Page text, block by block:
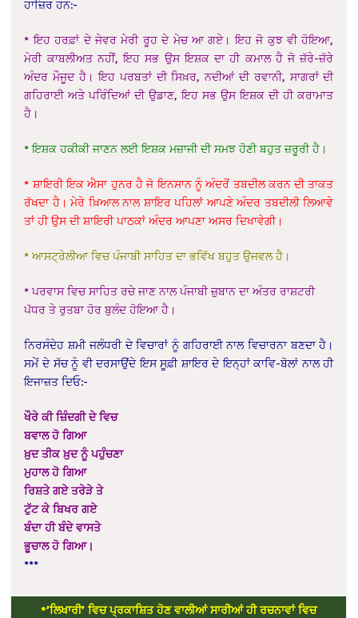
ਹਾਜ਼ਿਰ ਹਨ:-
* ਇਹ ਹਰਫ਼ਾਂ ਦੇ ਜੇਵਰ ਮੇਰੀ ਰੂਹ ਦੇ ਮੇਚ ਆ ਗਏ। ਇਹ ਜੋ ਕੁਝ ਵੀ ਹੋਇਆ,
ਮੇਰੀ ਕਾਬਲੀਅਤ ਨਹੀਂ, ਇਹ ਸਭ ਉਸ ਇਸ਼ਕ ਦਾ ਹੀ ਕਮਾਲ ਹੈ ਜੋ ਜ਼ੱਰੇ-ਜ਼ੱਰੇ
ਅੰਦਰ ਮੌਜੂਦ ਹੈ। ਇਹ ਪਰਬਤਾਂ ਦੀ ਸਿਖ਼ਰ, ਨਦੀਆਂ ਦੀ ਰਵਾਨੀ, ਸਾਗਰਾਂ ਦੀ
ਗਹਿਰਾਈ ਅਤੇ ਪਰਿੰਦਿਆਂ ਦੀ ਉਡਾਣ, ਇਹ ਸਭ ਉਸ ਇਸ਼ਕ ਦੀ ਹੀ ਕਰਾਮਾਤ
ਹੈ।
* ਇਸ਼ਕ ਹਕੀਕੀ ਜਾਣਨ ਲਈ ਇਸ਼ਕ ਮਜ਼ਾਜੀ ਦੀ ਸਮਝ ਹੋਣੀ ਬਹੁਤ ਜ਼ਰੂਰੀ ਹੈ।
* ਸ਼ਾਇਰੀ ਇਕ ਐਸਾ ਹੁਨਰ ਹੈ ਜੋ ਇਨਸਾਨ ਨੂੰ ਅੰਦਰੋਂ ਤਬਦੀਲ ਕਰਨ ਦੀ ਤਾਕਤ
ਰੱਖਦਾ ਹੈ। ਮੇਰੇ ਖ਼ਿਆਲ ਨਾਲ ਸ਼ਾਇਰ ਪਹਿਲਾਂ ਆਪਣੇ ਅੰਦਰ ਤਬਦੀਲੀ ਲਿਆਵੇ
ਤਾਂ ਹੀ ਉਸ ਦੀ ਸ਼ਾਇਰੀ ਪਾਠਕਾਂ ਅੰਦਰ ਆਪਣਾ ਅਸਰ ਦਿਖਾਵੇਗੀ।
* ਆਸਟ੍ਰੇਲੀਆ ਵਿਚ ਪੰਜਾਬੀ ਸਾਹਿਤ ਦਾ ਭਵਿੱਖ ਬਹੁਤ ਉਜਵਲ ਹੈ।
* ਪਰਵਾਸ ਵਿਚ ਸਾਹਿਤ ਰਚੇ ਜਾਣ ਨਾਲ ਪੰਜਾਬੀ ਜ਼ੁਬਾਨ ਦਾ ਅੰਤਰ ਰਾਸ਼ਟਰੀ
ਪੱਧਰ ਤੇ ਰੁਤਬਾ ਹੋਰ ਬੁਲੰਦ ਹੋਇਆ ਹੈ।
ਨਿਰਸੰਦੇਹ ਸ਼ਮੀ ਜਲੰਧਰੀ ਦੇ ਵਿਚਾਰਾਂ ਨੂੰ ਗਹਿਰਾਈ ਨਾਲ ਵਿਚਾਰਨਾ ਬਣਦਾ ਹੈ।
ਸਮੇਂ ਦੇ ਸੱਚ ਨੂੰ ਵੀ ਦਰਸਾਉਂਦੇ ਇਸ ਸੂਫ਼ੀ ਸ਼ਾਇਰ ਦੇ ਇਨ੍ਹਾਂ ਕਾਵਿ-ਬੋਲਾਂ ਨਾਲ ਹੀ
ਇਜਾਜ਼ਤ ਦਿਓ:-
ਖੌਰੇ ਕੀ ਜ਼ਿੰਦਗੀ ਦੇ ਵਿਚ
ਬਵਾਲ ਹੋ ਗਿਆ
ਖ਼ੁਦ ਤੀਕ ਖ਼ੁਦ ਨੂੰ ਪਹੁੰਚਣਾ
ਮੁਹਾਲ ਹੋ ਗਿਆ
ਰਿਸ਼ਤੇ ਗਏ ਤਰੇੜੇ ਤੇ
ਟੁੱਟ ਕੇ ਬਿਖਰ ਗਏ
ਬੰਦਾ ਹੀ ਬੰਦੇ ਵਾਸਤੇ
ਭੂਚਾਲ ਹੋ ਗਿਆ।
***
*’ਲਿਖਾਰੀ’ ਵਿਚ ਪ੍ਰਕਾਸ਼ਿਤ ਹੋਣ ਵਾਲੀਆਂ ਸਾਰੀਆਂ ਹੀ ਰਚਨਾਵਾਂ ਵਿਚ